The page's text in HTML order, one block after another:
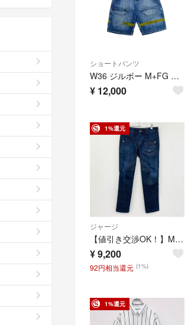
ショートパンツ
W36 ジルボー M+FG デニム シャトルパンツ ショートパンツ レア
¥ 12,000
1%還元
ジャージ
【値引き交渉OK！】MARITHE FRANCOIS GIRBAUD マリテフランソワジルボー デニムパンツ/ジーンズ インディゴ Mサイズ 古着
¥9,200
92円相当還元 (1%)
1%還元